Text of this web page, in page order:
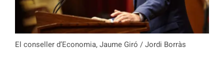
El conseller d’Economia, Jaume Giró / Jordi Borràs